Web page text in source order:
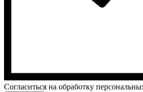
Cогласиться на обработку